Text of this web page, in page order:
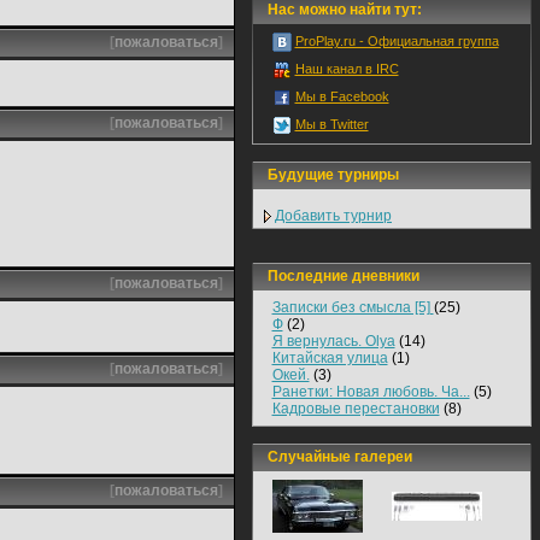
[пожаловаться]
[пожаловаться]
[пожаловаться]
[пожаловаться]
[пожаловаться]
Нас можно найти тут:
ProPlay.ru - Официальная группа
Наш канал в IRC
Мы в Facebook
Мы в Twitter
Будущие турниры
Добавить турнир
Последние дневники
Записки без смысла [5] (25)
Ф(2)
Я вернулась. Olya(14)
Китайская улица(1)
Окей.(3)
Ранетки: Новая любовь. Ча...(5)
Кадровые перестановки (8)
Случайные галереи